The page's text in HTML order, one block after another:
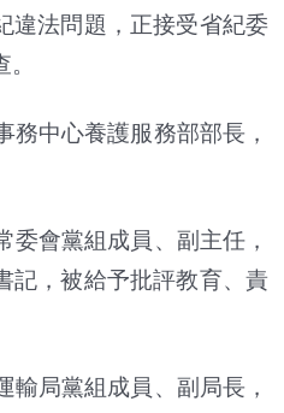
違法問題，正接受省紀委
中心養護服務部部長，
會黨組成員、副主任，
記，被給予批評教育、責
局黨組成員、副局長，